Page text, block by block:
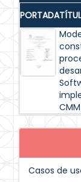
PORTADA
CMM
Casos de